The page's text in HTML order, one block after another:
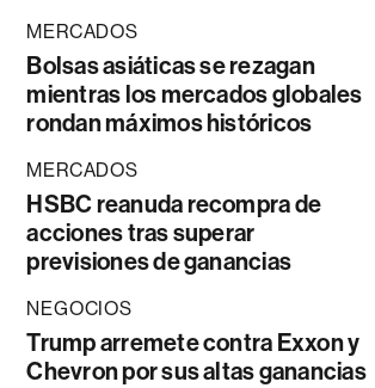
MERCADOS
Bolsas asiáticas se rezagan
mientras los mercados globales
rondan máximos históricos
MERCADOS
HSBC reanuda recompra de
acciones tras superar
previsiones de ganancias
NEGOCIOS
Trump arremete contra Exxon y
Chevron por sus altas ganancias